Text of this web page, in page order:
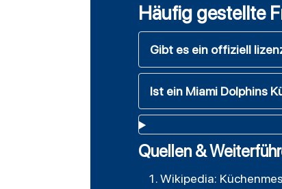
Häufig gestellte
Gibt es ein offiziell
Ist ein Miami Dolphins
Quellen &
Wikipedia: